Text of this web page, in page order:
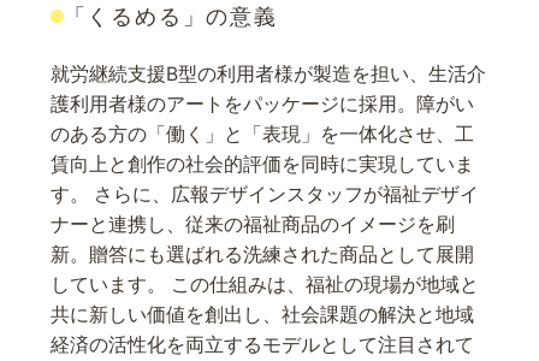
「くるめる」の意義
就労継続支援B型の利用者様が製造を担い、生活介
護利用者様のアートをパッケージに採用。障がい
のある方の「働く」と「表現」を一体化させ、工
賃向上と創作の社会的評価を同時に実現していま
す。 さらに、広報デザインスタッフが福祉デザイ
ナーと連携し、従来の福祉商品のイメージを刷
新。贈答にも選ばれる洗練された商品として展開
しています。 この仕組みは、福祉の現場が地域と
共に新しい価値を創出し、社会課題の解決と地域
経済の活性化を両立するモデルとして注目されて